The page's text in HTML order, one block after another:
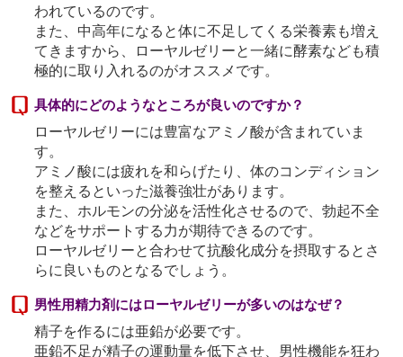
われているのです。
また、中高年になると体に不足してくる栄養素も増え
てきますから、ローヤルゼリーと一緒に酵素なども積
極的に取り入れるのがオススメです。
具体的にどのようなところが良いのですか？
ローヤルゼリーには豊富なアミノ酸が含まれていま
す。
アミノ酸には疲れを和らげたり、体のコンディション
を整えるといった滋養強壮があります。
また、ホルモンの分泌を活性化させるので、勃起不全
などをサポートする力が期待できるのです。
ローヤルゼリーと合わせて抗酸化成分を摂取するとさ
らに良いものとなるでしょう。
男性用精力剤にはローヤルゼリーが多いのはなぜ？
精子を作るには亜鉛が必要です。
亜鉛不足が精子の運動量を低下させ、男性機能を狂わ